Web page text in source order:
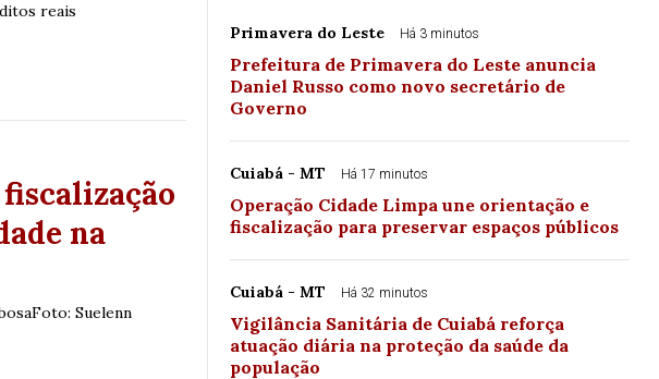
reais
na
Suelenn
Primavera do Leste Há 3 minutos
Prefeitura de Primavera do Leste anuncia
Daniel Russo como novo secretário de
Governo
Cuiabá - MT Há 17 minutos
Operação Cidade Limpa une orientação e
fiscalização para preservar espaços públicos
Cuiabá - MT Há 32 minutos
Vigilância Sanitária de Cuiabá reforça
atuação diária na proteção da saúde da
população